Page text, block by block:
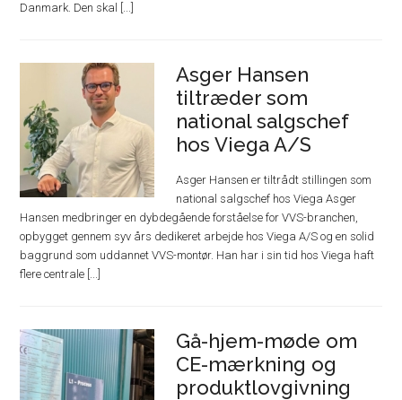
Danmark. Den skal [...]
Asger Hansen
tiltræder som
national salgschef
hos Viega A/S
Asger Hansen er tiltrådt stillingen som
national salgschef hos Viega Asger
Hansen medbringer en dybdegående forståelse for VVS-branchen,
opbygget gennem syv års dedikeret arbejde hos Viega A/S og en solid
baggrund som uddannet VVS-montør. Han har i sin tid hos Viega haft
flere centrale [...]
Gå-hjem-møde om
CE-mærkning og
produktlovgivning